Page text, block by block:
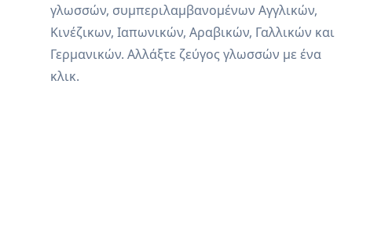
γλωσσών, συμπεριλαμβανομένων Αγγλικών,
Κινέζικων, Ιαπωνικών, Αραβικών, Γαλλικών και
Γερμανικών. Αλλάξτε ζεύγος γλωσσών με ένα
κλικ.